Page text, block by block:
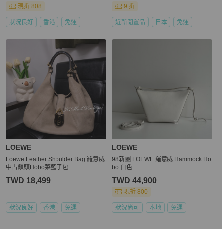
現折 808
狀況良好 香港 免運
9 折
近新閒置品 日本 免運
LOEWE
Loewe Leather Shoulder Bag 羅意威
中古鎖頭Hobo菜籃子包
TWD 18,499
狀況良好 香港 免運
LOEWE
98新🆕 LOEWE 羅意威 Hammock Ho
bo 白色
TWD 44,900
現折 800
狀況尚可 本地 免運